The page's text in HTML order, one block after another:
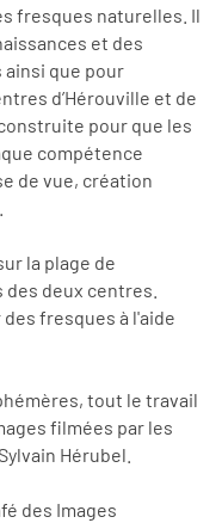
fresques naturelles. Il
et des
que pour
d’Hérouville et de
pour que les
compétence
de vue, création
la plage de
deux centres.
fresques à l'aide
tout le travail
filmées par les
Hérubel.
des Images